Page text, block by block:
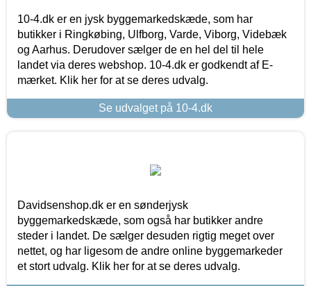
10-4.dk er en jysk byggemarkedskæde, som har
butikker i Ringkøbing, Ulfborg, Varde, Viborg, Videbæk
og Aarhus. Derudover sælger de en hel del til hele
landet via deres webshop. 10-4.dk er godkendt af E-
mærket. Klik her for at se deres udvalg.
Se udvalget på 10-4.dk
Davidsenshop.dk er en sønderjysk
byggemarkedskæde, som også har butikker andre
steder i landet. De sælger desuden rigtig meget over
nettet, og har ligesom de andre online byggemarkeder
et stort udvalg. Klik her for at se deres udvalg.